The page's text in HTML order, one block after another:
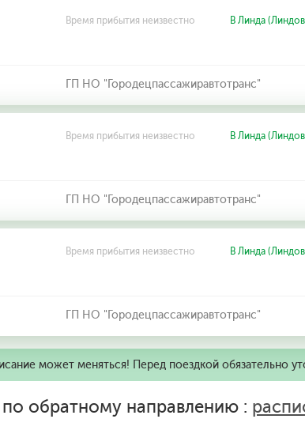
Время прибытия неизвестно В Линда
ГП НО "Городецпассажиравтотранс"
Время прибытия неизвестно В Линда
ГП НО "Городецпассажиравтотранс"
Время прибытия неизвестно В Линда
ГП НО "Городецпассажиравтотранс"
может меняться! Перед поездкой обязательно
обратному направлению :